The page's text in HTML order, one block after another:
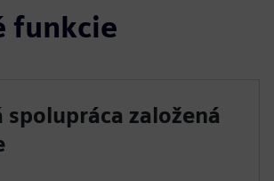
funkcie
spolupráca založená